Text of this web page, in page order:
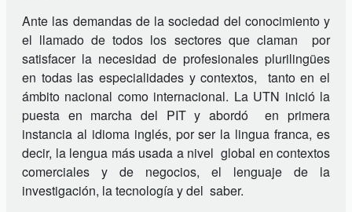
Ante las demandas de la sociedad del conocimiento y
el llamado de todos los sectores que claman por
satisfacer la necesidad de profesionales plurilingües
en todas las especialidades y contextos, tanto en el
ámbito nacional como internacional. La UTN inició la
puesta en marcha del PIT y abordó en primera
instancia al idioma inglés, por ser la lingua franca, es
decir, la lengua más usada a nivel global en contextos
comerciales y de negocios, el lenguaje de la
investigación, la tecnología y del saber.